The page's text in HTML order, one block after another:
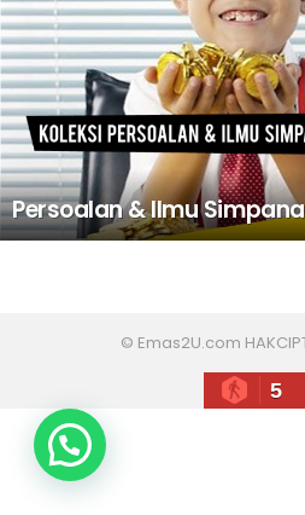
Persoalan & Ilmu
© Emas2U.com
5